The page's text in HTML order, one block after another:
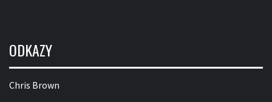
ODKAZY
Chris Brown